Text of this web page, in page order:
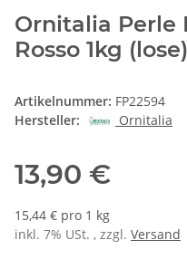
Ornitalia Perle
Rosso 1kg (lose)
Artikelnummer: FP22594
Hersteller:
Ornitalia
13,90 €
15,44 € pro 1 kg
inkl. 7% USt. , zzgl. Versand